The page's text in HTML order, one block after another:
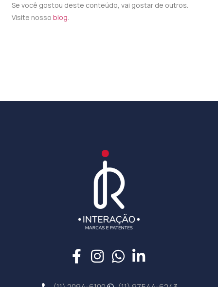
Se você gostou deste conteúdo, vai gostar de outros.
Visite nosso blog.